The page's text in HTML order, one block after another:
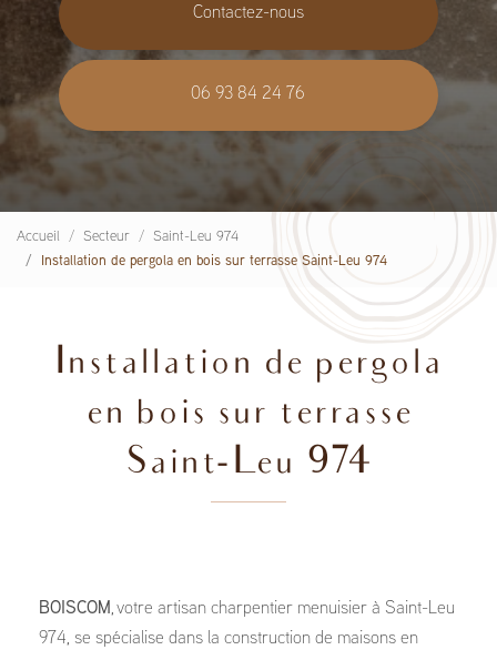
Contactez-nous
06 93 84 24 76
Accueil Secteur
Saint-Leu 974
Installation de pergola en bois sur terrasse Saint-Leu 974
Installation de pergola
en bois sur terrasse
Saint-Leu 974
BOISCOM, votre artisan charpentier menuisier à Saint-Leu
974, se spécialise dans la construction de maisons en